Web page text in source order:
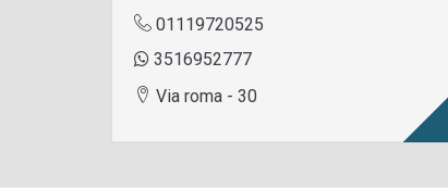
01119720525
3516952777
Via roma - 30